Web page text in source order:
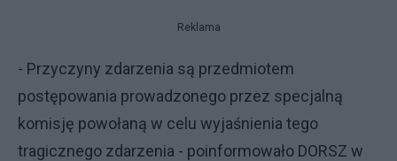
Reklama
- Przyczyny zdarzenia są przedmiotem
postępowania prowadzonego przez specjalną
komisję powołaną w celu wyjaśnienia tego
tragicznego zdarzenia - poinformowało DORSZ w